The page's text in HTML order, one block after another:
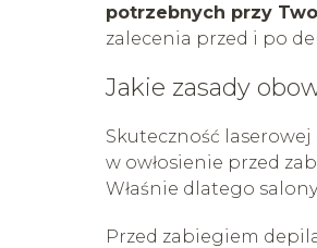
potrzebnych przy
zalecenia przed i po
Jakie zasady
Skuteczność
w owłosienie przed
Właśnie dlatego
Przed zabiegiem